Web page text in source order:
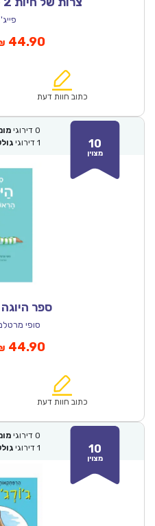
₪64.00.
44.90המחיר
הוא:
כתוב חוות דעת
10
מצוין
0 דירוגי
1 דירוגי
ספר
סופי
₪64.00.
44.90המחיר
הוא:
כתוב חוות דעת
10
מצוין
0 דירוגי
1 דירוגי